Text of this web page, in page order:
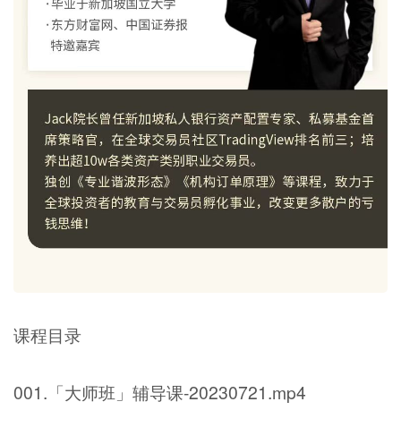
课程目录
001.「大师班」辅导课-20230721.mp4